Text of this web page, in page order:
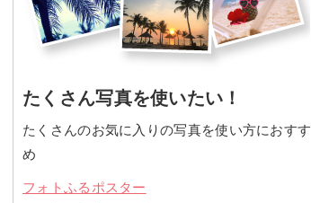
たくさん写真を使いたい！
たくさんのお気に入りの写真を使い方におすす
め
フォトふるポスター